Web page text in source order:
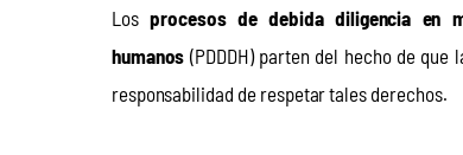
Los procesos de debida diligencia en
humanos (PDDDH) parten del hecho de que
responsabilidad de respetar tales derechos.